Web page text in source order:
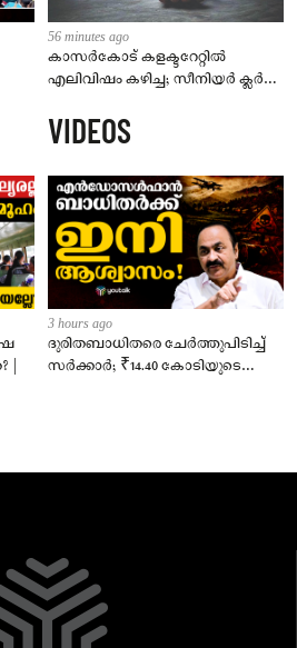
56 minutes ago
കാസർകോട് കളക്ടറേറ്റിൽ
എലിവിഷം കഴിച്ച; സീനിയർ ക്ലർക്ക്
|
VIDEOS
3 hours ago
ദുരിതബാധിതരെ ചേർത്തുപിടിച്ച്
സർക്കാർ; ₹14.40 കോടിയുടെ